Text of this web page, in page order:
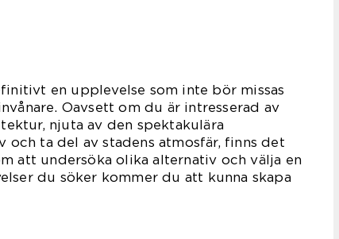
en upplevelse som inte bör missas
Oavsett om du är intresserad av
njuta av den spektakulära
och ta del av stadens atmosfär, finns det
att undersöka olika alternativ och välja en
du söker kommer du att kunna skapa